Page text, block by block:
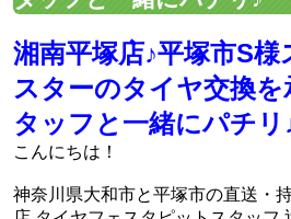
湘南平塚店♪平塚市S
スターのタイヤ交換を
タッフと一緒にパチリ
こんにちは！
神奈川県大和市と平塚市の直送・‪‎